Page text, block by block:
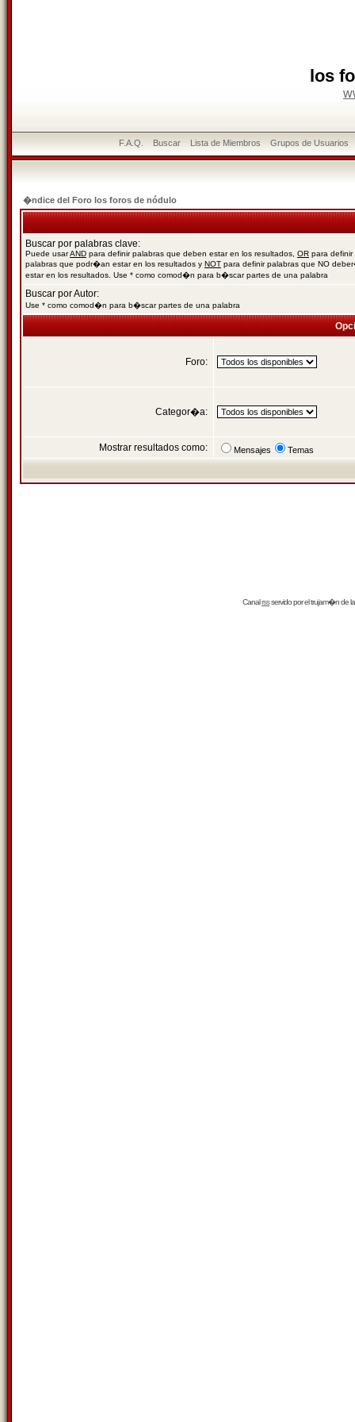
los
F.A.Q. Buscar Lista de Miembros Grupos de Usuarios
�ndice del Foro los foros de nódulo
Buscar por palabras clave:
Puede usarAND para definir palabras que deben estar en los resultados, OR para definir
palabras que podr�an estar en los resultados y NOT para definir palabras que NO
estar en los resultados. Use * como comod�n para b�scar partes de una palabra
Buscar por Autor:
Use * como comod�n para b�scar partes de una palabra
Foro:
Categor�a:
Mostrar resultados como: Mensajes Temas
Canalrssservido por eltrujam�nde